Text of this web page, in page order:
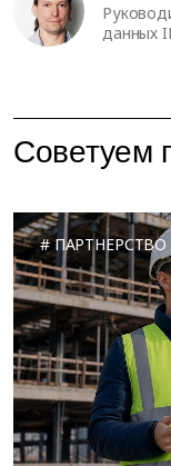
данных
Советуем
ПАРТНЕРСТВО